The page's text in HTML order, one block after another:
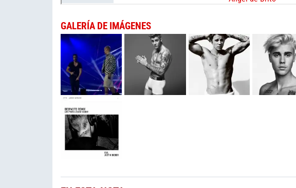
GALERÍA DE IMÁGENES